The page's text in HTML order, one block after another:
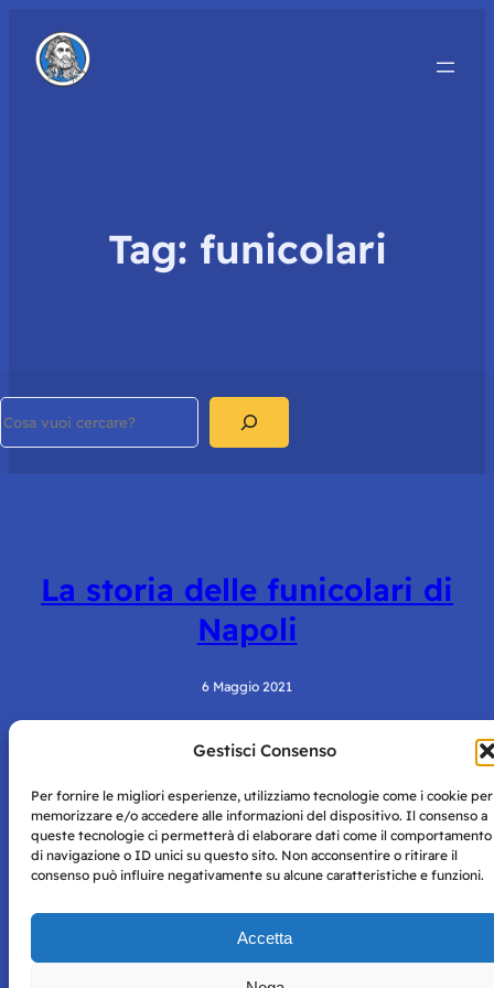
Gestisci Consenso
Per fornire le migliori esperienze, utilizziamo tecnologie come i cookie per
memorizzare e/o accedere alle informazioni del dispositivo. Il consenso a
queste tecnologie ci permetterà di elaborare dati come il comportamento
di navigazione o ID unici su questo sito. Non acconsentire o ritirare il
consenso può influire negativamente su alcune caratteristiche e funzioni.
Accetta
Tag: funicolari
La storia delle funicolari di
Napoli
6 Maggio 2021
Napoli con autorizzazione numero 38 del 25/9/2019.
Tutte le immagini e i contenuti su questo sito sono forniti